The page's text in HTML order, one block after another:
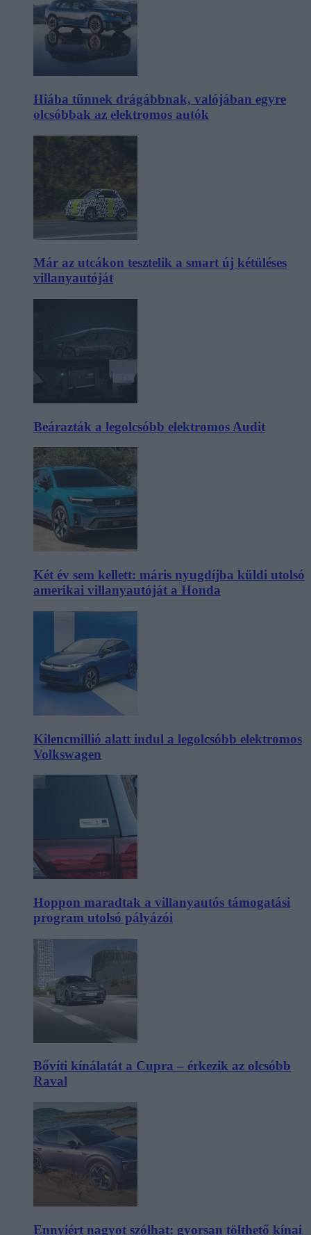
Hiába tűnnek drágábbnak, valójában egyre
olcsóbbak az elektromos autók
Már az utcákon tesztelik a smart új kétüléses
villanyautóját
Beárazták a legolcsóbb elektromos Audit
Két év sem kellett: máris nyugdíjba küldi utolsó
amerikai villanyautóját a Honda
Kilencmillió alatt indul a legolcsóbb elektromos
Volkswagen
Hoppon maradtak a villanyautós támogatási
program utolsó pályázói
Bővíti kínálatát a Cupra – érkezik az olcsóbb
Raval
Ennyiért nagyot szólhat: gyorsan tölthető kínai